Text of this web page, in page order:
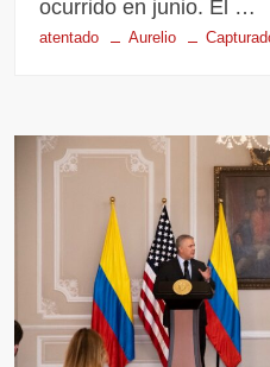
ocurrido en junio. El …
atentado Aurelio